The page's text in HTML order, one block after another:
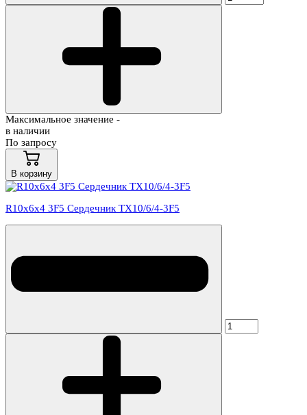
Максимальное значение -
в наличии
По запросу
В корзину
R10x6x4 3F5 Сердечник TX10/6/4-3F5